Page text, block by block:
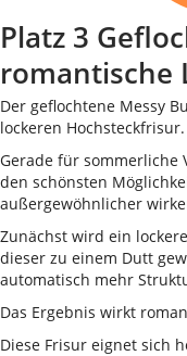
Platz 3
romantische
Der geflochtene Messy
lockeren Hochsteckfrisur.
Gerade für sommerliche
den schönsten
außergewöhnlicher
Zunächst wird ein
dieser zu einem Dutt
automatisch mehr
Das Ergebnis wirkt
Diese Frisur eignet sich